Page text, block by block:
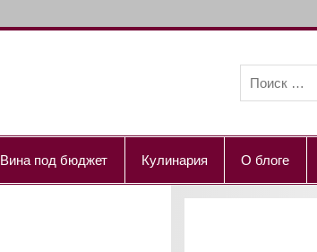
Вина под бюджет Кулинария О блоге